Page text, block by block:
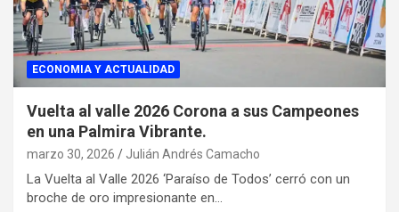
ECONOMIA Y ACTUALIDAD
Vuelta al valle 2026 Corona a sus Campeones
en una Palmira Vibrante.
marzo 30, 2026 Julián Andrés Camacho
La Vuelta al Valle 2026 ‘Paraíso de Todos’ cerró con un
broche de oro impresionante en…